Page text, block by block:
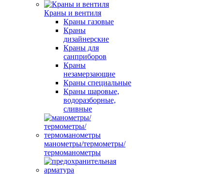
Краны и вентиля
Краны газовые
Краны
дизайнерские
Краны для
санприборов
Краны
незамерзающие
Краны специальные
Краны шаровые,
водоразборные,
сливные
манометры/термометры/
термоманометры